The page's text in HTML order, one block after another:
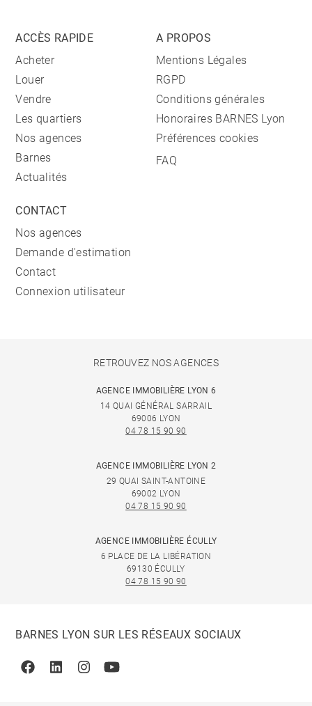
ACCÈS RAPIDE
Acheter
Louer
Vendre
Les quartiers
Nos agences
Barnes
Actualités
A PROPOS
Mentions Légales
RGPD
Conditions générales
Honoraires BARNES Lyon
Préférences cookies
FAQ
CONTACT
Nos agences
Demande d'estimation
Contact
Connexion utilisateur
RETROUVEZ NOS AGENCES
AGENCE IMMOBILIÈRE LYON 6
14 QUAI GÉNÉRAL SARRAIL
69006 LYON
04 78 15 90 90
AGENCE IMMOBILIÈRE LYON 2
29 QUAI SAINT-ANTOINE
69002 LYON
04 78 15 90 90
AGENCE IMMOBILIÈRE ÉCULLY
6 PLACE DE LA LIBÉRATION
69130 ÉCULLY
04 78 15 90 90
BARNES LYON SUR LES RÉSEAUX SOCIAUX
FacebookLinkedinInstagramYoutube